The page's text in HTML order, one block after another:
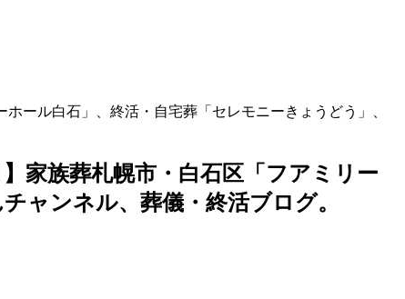
ール白石」、終活・自宅葬「セレモニーきょうどう」、
家族葬札幌市・白石区「フアミリー
ャンネル、葬儀・終活ブログ。